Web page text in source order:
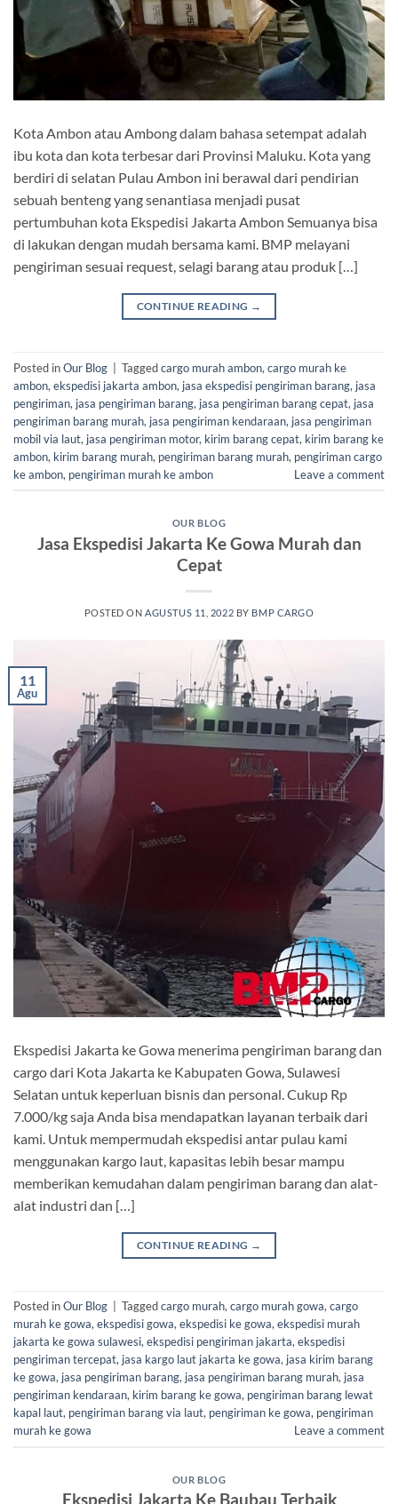
Kota Ambon atau Ambong dalam bahasa setempat adalah
ibu kota dan kota terbesar dari Provinsi Maluku. Kota yang
berdiri di selatan Pulau Ambon ini berawal dari pendirian
sebuah benteng yang senantiasa menjadi pusat
pertumbuhan kota Ekspedisi Jakarta Ambon Semuanya bisa
di lakukan dengan mudah bersama kami. BMP melayani
pengiriman sesuai request, selagi barang atau produk […]
CONTINUE READING →
Posted inOur Blog | Taggedcargo murah ambon, cargo murah ke
ambon, ekspedisi jakarta ambon, jasa ekspedisi pengiriman barang, jasa
pengiriman, jasa pengiriman barang, jasa pengiriman barang cepat, jasa
pengiriman barang murah, jasa pengiriman kendaraan, jasa pengiriman
mobil via laut, jasa pengiriman motor, kirim barang cepat, kirim barang ke
ambon, kirim barang murah, pengiriman barang murah, pengiriman cargo
ke ambon, pengiriman murah ke ambon Leave a comment
OUR BLOG
Jasa Ekspedisi Jakarta Ke Gowa Murah dan
Cepat
POSTED ONAGUSTUS 11, 2022 BY BMP CARGO
11
Agu
Ekspedisi Jakarta ke Gowa menerima pengiriman barang dan
cargo dari Kota Jakarta ke Kabupaten Gowa, Sulawesi
Selatan untuk keperluan bisnis dan personal. Cukup Rp
7.000/kg saja Anda bisa mendapatkan layanan terbaik dari
kami. Untuk mempermudah ekspedisi antar pulau kami
menggunakan kargo laut, kapasitas lebih besar mampu
memberikan kemudahan dalam pengiriman barang dan alat-
alat industri dan […]
CONTINUE READING →
Posted inOur Blog Taggedcargo murah, cargo murah gowa, cargo
murah ke gowa, ekspedisi gowa, ekspedisi ke gowa, ekspedisi murah
jakarta ke gowa sulawesi, ekspedisi pengiriman jakarta, ekspedisi
pengiriman tercepat, jasa kargo laut jakarta ke gowa, jasa kirim barang
ke gowa, jasa pengiriman barang, jasa pengiriman barang murah, jasa
pengiriman kendaraan, kirim barang ke gowa, pengiriman barang lewat
kapal laut, pengiriman barang via laut, pengiriman ke gowa, pengiriman
murah ke gowa
Leave a comment
OUR BLOG
Ekspedisi Jakarta Ke Baubau Terbaik